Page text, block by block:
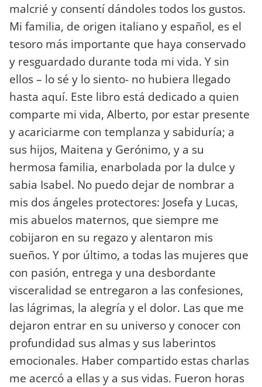
malcrié y consentí dándoles todos los gustos.
Mi familia, de origen italiano y español, es el
tesoro más importante que haya conservado
y resguardado durante toda mi vida. Y sin
ellos – lo sé y lo siento- no hubiera llegado
hasta aquí. Este libro está dedicado a quien
comparte mi vida, Alberto, por estar presente
y acariciarme con templanza y sabiduría; a
sus hijos, Maitena y Gerónimo, y a su
hermosa familia, enarbolada por la dulce y
sabia Isabel. No puedo dejar de nombrar a
mis dos ángeles protectores: Josefa y Lucas,
mis abuelos maternos, que siempre me
cobijaron en su regazo y alentaron mis
sueños. Y por último, a todas las mujeres que
con pasión, entrega y una desbordante
visceralidad se entregaron a las confesiones,
las lágrimas, la alegría y el dolor. Las que me
dejaron entrar en su universo y conocer con
profundidad sus almas y sus laberintos
emocionales. Haber compartido estas charlas
me acercó a ellas y a sus vidas. Fueron horas